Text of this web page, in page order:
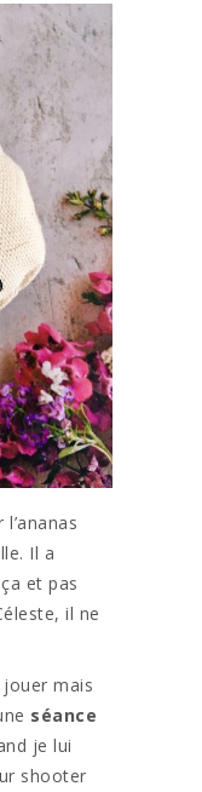
Il a
et pas
il ne
mais
séance
je lui
shooter